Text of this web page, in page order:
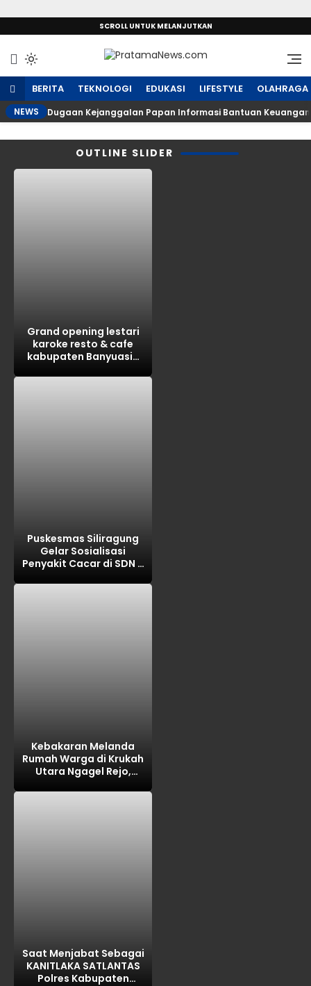
SCROLL UNTUK MELANJUTKAN
BERITA TEKNOLOGI EDUKASI LIFESTYLE OLAHRAGA
NEWS Dugaan Kejanggalan Papan Informasi Bantuan
OUTLINE SLIDER
Grand opening lestari
karoke resto & cafe
kabupaten Banyuasin
Puskesmas Siliragung
Gelar Sosialisasi
Penyakit Cacar di SDN 5
Kebakaran Melanda
Rumah Warga di Krukah
Utara Ngagel Rejo,
Juta
Saat Menjabat Sebagai
KANITLAKA SATLANTAS
Polres Kabupaten